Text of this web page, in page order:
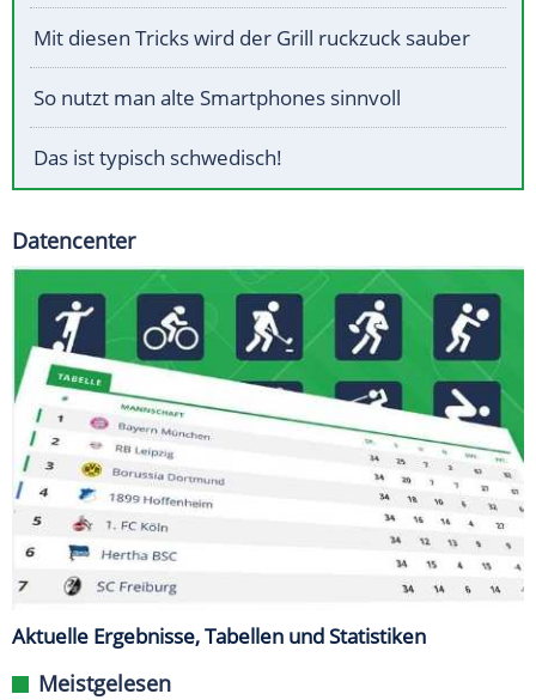
Mit diesen Tricks wird der Grill ruckzuck sauber
So nutzt man alte Smartphones sinnvoll
Das ist typisch schwedisch!
Datencenter
Aktuelle Ergebnisse, Tabellen und Statistiken
Meistgelesen